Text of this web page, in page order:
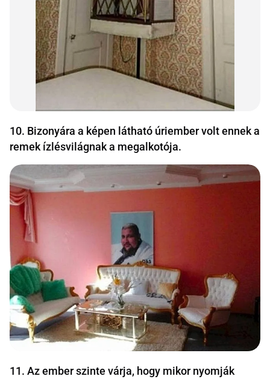
10. Bizonyára a képen látható úriember volt ennek a
remek ízlésvilágnak a megalkotója.
11. Az ember szinte várja, hogy mikor nyomják